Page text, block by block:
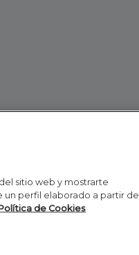
sitio web y mostrarte
un perfil elaborado a partir de
de Cookies